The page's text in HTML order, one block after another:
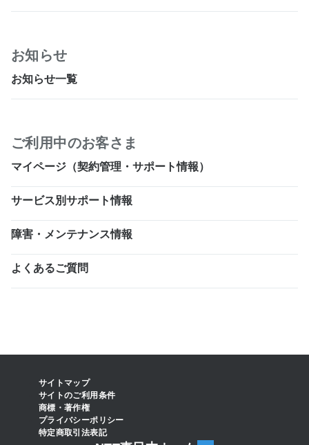
お知らせ
お知らせ一覧
ご利用中のお客さま
マイページ（契約管理・サポート情報）
サービス別サポート情報
障害・メンテナンス情報
よくあるご質問
サイトマップ
サイトのご利用条件
商標・著作権
プライバシーポリシー
特定商取引法表記